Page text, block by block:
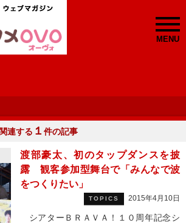
MENU
連する １ 件の記事
渡部豪太、初のタップダンスを披
露 観客参加型舞台で「みんなで波
をつくりたい」
TOPICS 2015年4月10日
シアターＢＲＡＶＡ！１０周年記念シ